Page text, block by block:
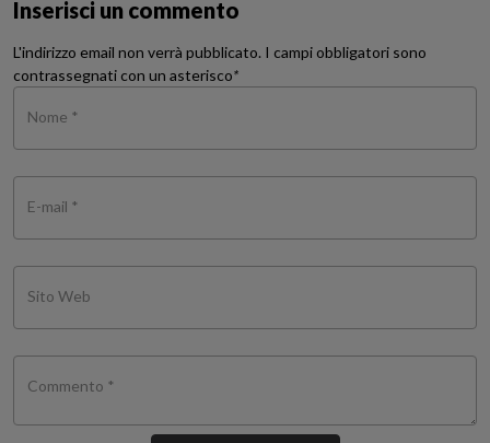
Inserisci un commento
L'indirizzo email non verrà pubblicato. I campi obbligatori sono
contrassegnati con un asterisco*
Nome *
E-mail *
Sito Web
Commento *